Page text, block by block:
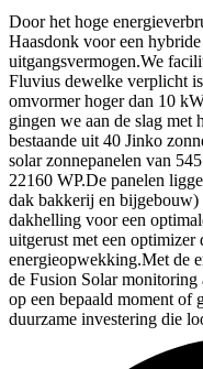
Door het hoge
Haasdonk voor een
uitgangsvermogen.We
Fluvius dewelke verplicht
omvormer hoger dan 10
gingen we aan de slag met
bestaande uit 40 Jinko
solar zonnepanelen van
22160 WP.De panelen
dak bakkerij en bijgebouw)
dakhelling voor een
uitgerust met een optimizer
energieopwekking.Met de
de Fusion Solar
op een bepaald moment of
duurzame investering die